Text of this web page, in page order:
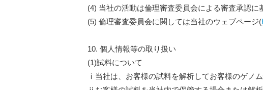
(4) 当社の活動は倫理審査委員会による審査承認に
(5) 倫理審査委員会に関しては当社のウェブページ(
10. 個人情報等の取り扱い
(1)試料について
ⅰ当社は、お客様の試料を解析してお客様のゲノ